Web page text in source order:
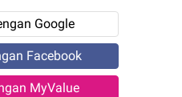
Google
Facebook
MyValue